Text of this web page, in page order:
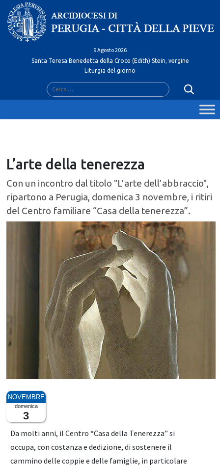
Skip
content
9 Agosto 2026
Santa Teresa Benedetta della Croce (Edith) Stein, vergine
Liturgia del giorno
Ricerca
per:
L’arte della tenerezza
Con un incontro dal titolo "L’arte dell’abbraccio",
ripartono a Perugia, domenica 3 novembre, i ritiri
del Centro familiare “Casa della tenerezza”.
domenica
3
Da molti anni, il Centro “Casa della Tenerezza” si
occupa, con costanza e dedizione, di sostenere il
cammino delle coppie e delle famiglie, in particolare